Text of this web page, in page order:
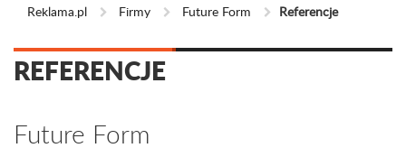
Reklama.pl Firmy Future Form Referencje
REFERENCJE
Future Form